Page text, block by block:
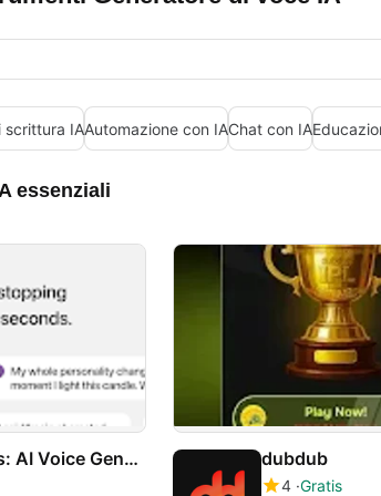
scrittura IAAutomazione con IAChat con IA
essenziali
ElevenLabs: AI Voice Generator dubdub
4 Gratis